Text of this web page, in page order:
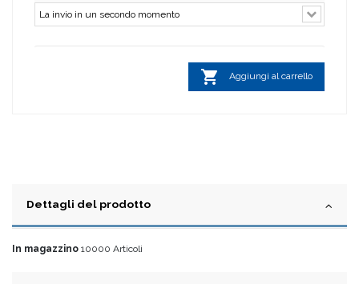
 Aggiungi al carrello
Dettagli del prodotto
In magazzino 10000 Articoli